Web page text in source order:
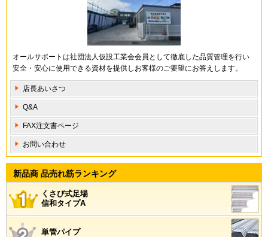
オールサポートは社団法人仮設工業会会員として徹底した品質管理を行い
安全・安心に使用できる資材を提供しお客様のご要望にお答えします。
店長あいさつ
Q&A
FAX注文書ページ
お問い合わせ
新品商 品売れ筋ランキング
くさび式足場
信和タイプA
単管パイプ